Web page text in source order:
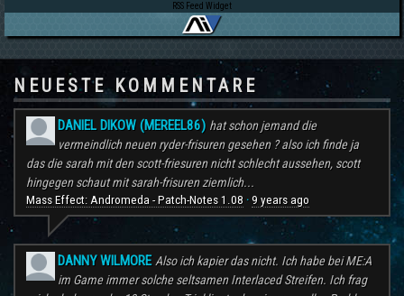
RSS Feed Widget
NEUESTE KOMMENTARE
DANIEL DIKOW (MEREEL86) hat schon jemand die
vermeindlich neuen ryder-frisuren gesehen ? also ich finde ja
das die sarah mit den scott-friesuren nicht schlecht aussehen, scott
hingegen schaut mit sarah-frisuren ziemlich...
Mass Effect: Andromeda - Patch-Notes 1.08 · 9 years ago
DANNY WILMORE Also ich kapier das nicht. Ich habe bei ME:A
im Game immer solche seltsamen Interlaced Streifen. Ich frag